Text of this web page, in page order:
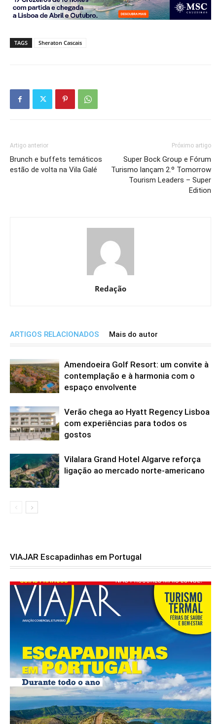
TAGS Sheraton Cascais
Artigo anterior
Brunch e buffets temáticos
estão de volta na Vila Galé
Próximo artigo
Super Bock Group e Fórum
Turismo lançam 2.º Tomorrow
Tourism Leaders – Super
Edition
Redação
ARTIGOS RELACIONADOS Mais do autor
Amendoeira Golf Resort: um convite à
contemplação e à harmonia com o
espaço envolvente
Verão chega ao Hyatt Regency Lisboa
com experiências para todos os
gostos
Vilalara Grand Hotel Algarve reforça
ligação ao mercado norte-americano
VIAJAR Escapadinhas em Portugal